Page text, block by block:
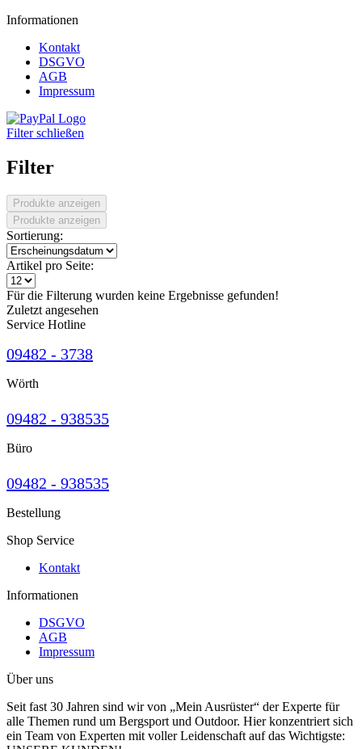
Informationen
Kontakt
DSGVO
AGB
Impressum
Filter schließen
Filter
Produkte anzeigen
Produkte anzeigen
Sortierung:
Artikel pro Seite:
Für die Filterung wurden keine Ergebnisse gefunden!
Zuletzt angesehen
Service Hotline
09482 - 3738
Wörth
09482 - 938535
Büro
09482 - 938535
Bestellung
Shop Service
Kontakt
Informationen
DSGVO
AGB
Impressum
Über uns
Seit fast 30 Jahren sind wir von „Mein Ausrüster“ der Experte für
alle Themen rund um Bergsport und Outdoor. Hier konzentriert sich
ein Team von Experten mit voller Leidenschaft auf das Wichtigste: